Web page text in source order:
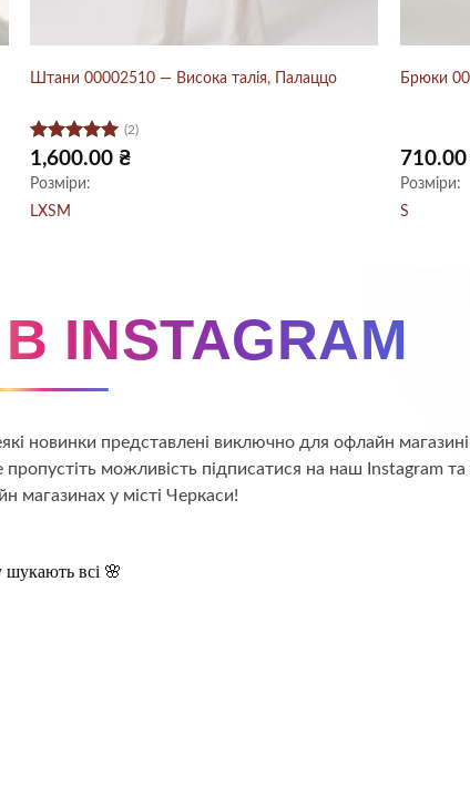
Штани 00002510 — Висока талія, Палаццо
Оцінено в
5 з 5
(2)
1,600.00 ₴
Розміри:
LXS M
Брюки
710.00
Розміри:
S
INSTAGRAM
новинки представлені виключно для офлайн
можливість підписатися на наш Instagram
магазинах у місті Черкаси!